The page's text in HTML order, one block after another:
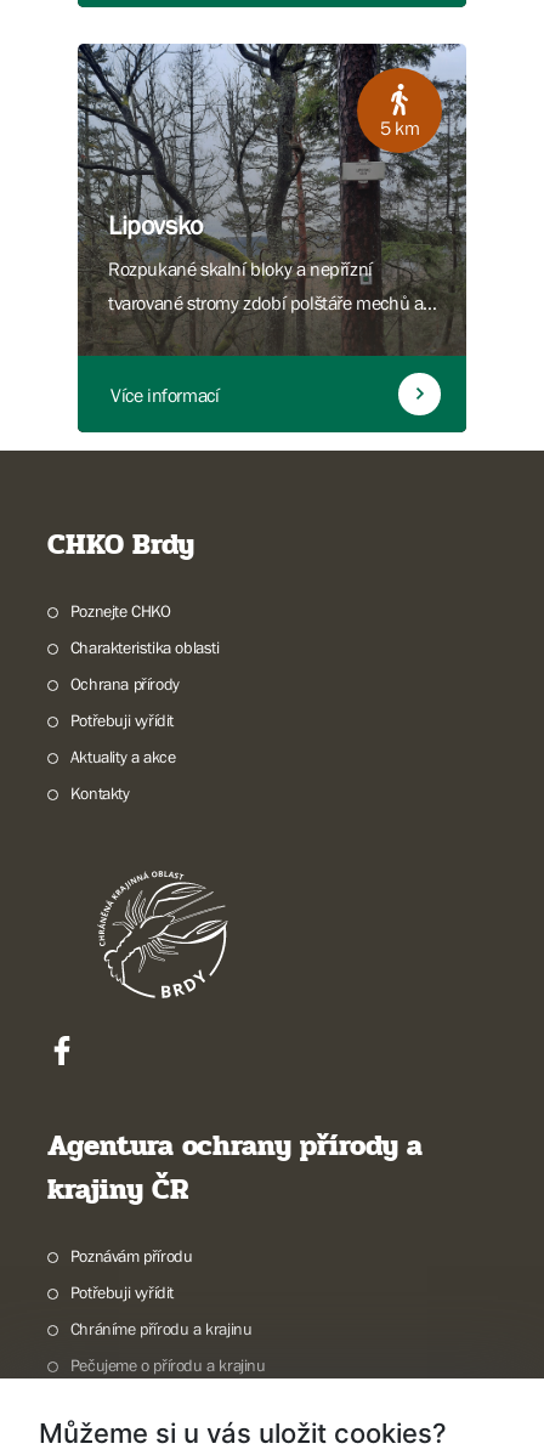
5 km
Lipovsko
Rozpukané skalní bloky a nepřízní
tvarované stromy zdobí polštáře mechů a
lišejníků.
Více informací
CHKO Brdy
Poznejte CHKO
Charakteristika oblasti
Ochrana přírody
Potřebuji vyřídit
Aktuality a akce
Kontakty
Agentura ochrany přírody a
krajiny ČR
Poznávám přírodu
Potřebuji vyřídit
Chráníme přírodu a krajinu
Pečujeme o přírodu a krajinu
O nás
Můžeme si u vás uložit cookies?